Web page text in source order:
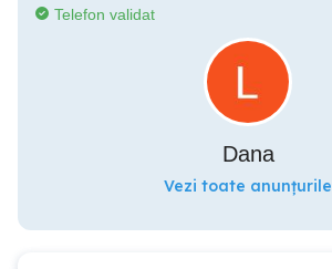
Telefon validat
Dana
Vezi toate anunțurile